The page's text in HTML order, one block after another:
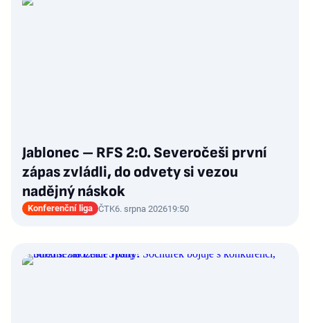
Jablonec – RFS 2:0. Severočeši první
zápas zvládli, do odvety si vezou
nadějný náskok
Konferenční liga ČTK6. srpna 202619:50